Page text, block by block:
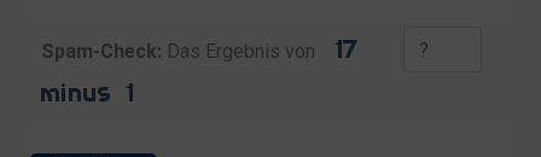
Spam-Check: Das Ergebnis von